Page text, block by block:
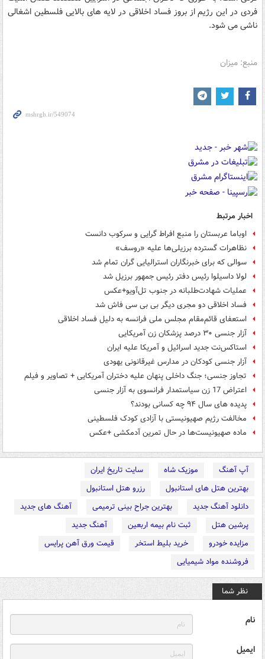
فردی در این رژیم از بروز فساد اخلاقی در لایه های بالایی فلسطین اشغالی
ناشی می‌ شود.
منبع: میزان
اخبار مرتبط
اوباما عربستان را منبع افراط گرایی و سرکوب دانست
نظاهرات گسترده برزیلی‌ها علیه «روسف»
سوالی که برای خبرنگاران استرالیایی گران تمام شد
لولا داسیلوا رئیس دفتر رئیس جمهور برزیل شد
عملیات شهادت‌طلبانه در جنوب تل‌آویو+عکس
فساد اخلاقی دو مجری دیگر بی بی سی فاش شد
استعفای قائم‌مقام مجلس ملی فرانسه به دلیل فساد اخلاقی
آزار جنسی ۳۰ درصد پزشکان زن آمریکایی
استاکس‌نت جدید اسرائیل و آمریکا علیه ایران
آزار جنسی کودکان در مدارس غیرقانونی یهودی
تجاوز جنسی؛ جنگ داخلی پنهان علیه دختران آمریکایی + تصاویر و فیلم
اعتراض 17 زن سیاستمدار فرانسوی به آزار جنسی
پدیده های سال ۹۴ چه کسانی بودند؟
مخالفت رژیم صهیونیستی با آزادی کودک فلسطینی
ماده صهیونیست‌ها در حال تمرین آدمکشی +عکس
آپ آهنگ موزیک شاه
سایت تاریخ ایران
بهترین هتل های استانبول
رزرو هتل استانبول
دانلود آهنگ جدید
بهترین جراح بینی ترمیمی
آهنگ های جدید
پرشین هتل
ثبت نام بیمه اربعین
آهنگ جدید
مزایده خودرو
خرید بلیط استخر
قیمت ورق آهن پرایس
فروشنده مواد شیمیایی
نظر شما
نام
ایمیل